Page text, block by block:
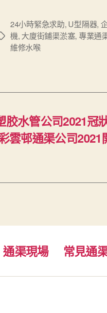
24小時緊急求助, U型隔器,
機, 大廈街鋪渠淤塞, 專業通
維修水喉
水管公司2021冠
雲邨通渠公司2021
通渠現場 常見通